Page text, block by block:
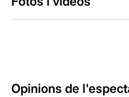
Opinions de